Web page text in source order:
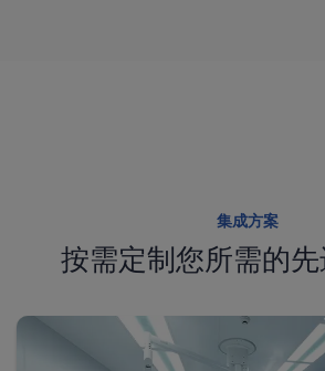
微创手术（MIS）在妇科诊疗中
卡尔史托斯微创手术产品中的部
阴道镜为医生提供符合
经阴道内镜检查无需扩宫便可直
科学研究表明，在进行手术室培
集成方案
按需定制您所需的